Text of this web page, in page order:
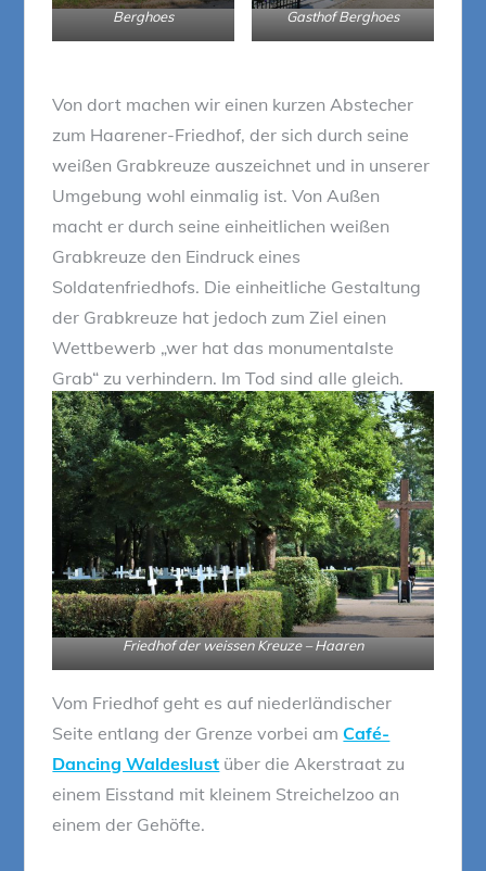
Berghoes
Gasthof Berghoes
Von dort machen wir einen kurzen Abstecher
zum Haarener-Friedhof, der sich durch seine
weißen Grabkreuze auszeichnet und in unserer
Umgebung wohl einmalig ist. Von Außen
macht er durch seine einheitlichen weißen
Grabkreuze den Eindruck eines
Soldatenfriedhofs. Die einheitliche Gestaltung
der Grabkreuze hat jedoch zum Ziel einen
Wettbewerb „wer hat das monumentalste
Grab“ zu verhindern. Im Tod sind alle gleich.
Friedhof der weissen Kreuze – Haaren
Vom Friedhof geht es auf niederländischer
Seite entlang der Grenze vorbei am Café-
Dancing Waldeslust über die Akerstraat zu
einem Eisstand mit kleinem Streichelzoo an
einem der Gehöfte.